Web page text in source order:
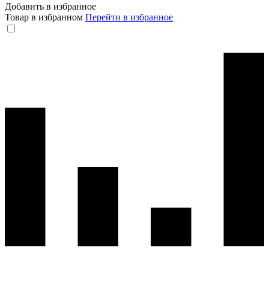
Добавить в избранное
Товар в избранном Перейти в избранное